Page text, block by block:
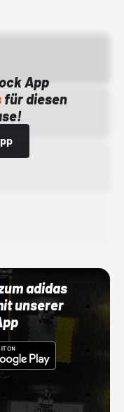
App
für diesen
adidas
unserer